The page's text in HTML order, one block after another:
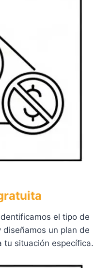
el tipo de
un plan de
tu situación específica.